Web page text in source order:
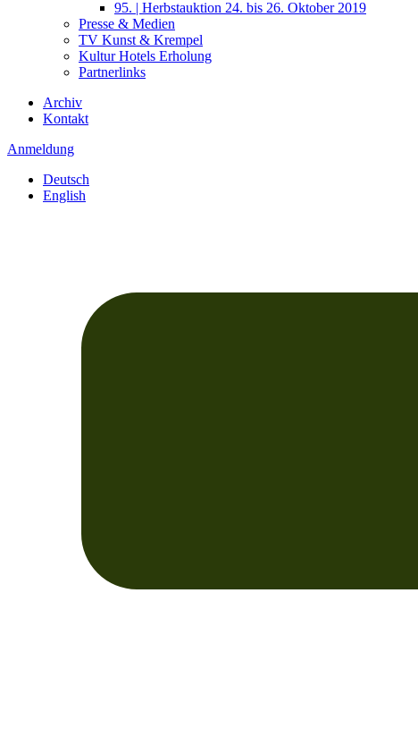
95. | Herbstauktion 24. bis 26. Oktober 2019
Presse & Medien
TV Kunst & Krempel
Kultur Hotels Erholung
Partnerlinks
Archiv
Kontakt
Anmeldung
Deutsch
English